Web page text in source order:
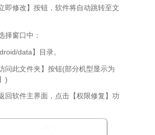
即修改】按钮，软件将自动跳转至文
择窗口中：
data】目录。
问此文件夹】按钮(部分机型显示为
)
回软件主界面，点击【权限修复】功